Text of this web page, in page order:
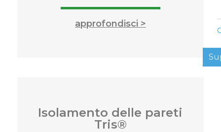
approfondisci >
Isolamento delle pareti
Tris®